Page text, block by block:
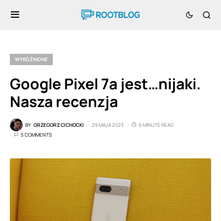
WYRÓŻNIONE
Google Pixel 7a jest…nijaki.
Nasza recenzja
BY GRZEGORZ CICHOCKI 29 MAJA 2023
6 MINUTE READ
5 COMMENTS